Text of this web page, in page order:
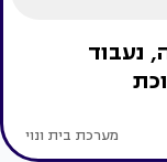
נעבוד
מערכת בית ונוי